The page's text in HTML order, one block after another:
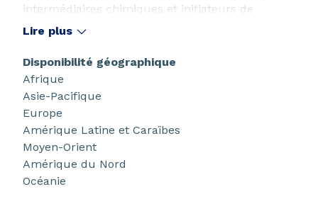
intermédiaires chimiques et initiateurs de
polymérisation radicalaire.
Lire plus
Disponibilité géographique
Afrique
Asie-Pacifique
Europe
Amérique Latine et Caraïbes
Moyen-Orient
Amérique du Nord
Océanie